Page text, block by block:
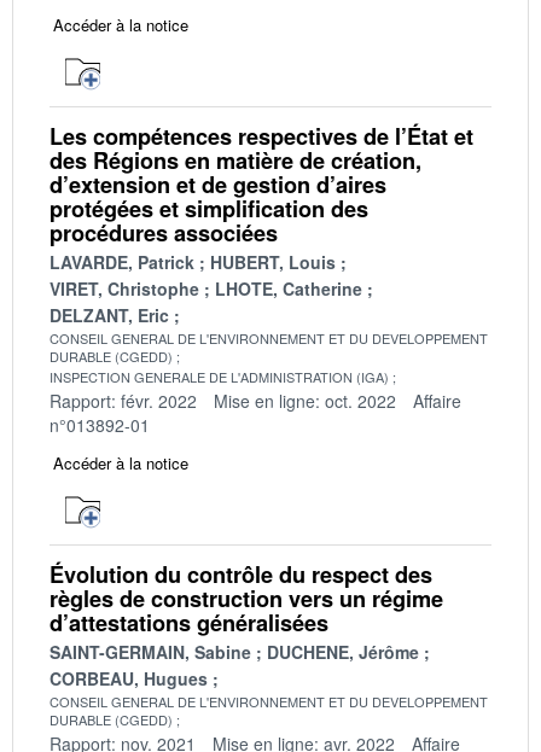
Accéder à la notice
Les compétences respectives de l’État et
des Régions en matière de création,
d’extension et de gestion d’aires
protégées et simplification des
procédures associées
LAVARDE, Patrick
HUBERT, Louis
VIRET, Christophe
LHOTE, Catherine
DELZANT, Eric
CONSEIL GENERAL DE L'ENVIRONNEMENT ET DU DEVELOPPEMENT
DURABLE (CGEDD)
INSPECTION GENERALE DE L'ADMINISTRATION (IGA)
Rapport: févr. 2022 Mise en ligne: oct. 2022
Affaire
n°013892-01
Accéder à la notice
Évolution du contrôle du respect des
règles de construction vers un régime
d’attestations généralisées
SAINT-GERMAIN, Sabine
DUCHENE, Jérôme
CORBEAU, Hugues
CONSEIL GENERAL DE L'ENVIRONNEMENT ET DU DEVELOPPEMENT
DURABLE (CGEDD)
Rapport: nov. 2021 Mise en ligne: avr. 2022 Affaire